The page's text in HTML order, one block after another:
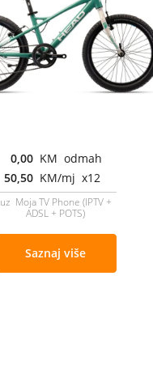
0,00 KM odmah
50,50 KM/mj x12
uz Moja TV Phone (IPTV +
ADSL + POTS)
Saznaj više